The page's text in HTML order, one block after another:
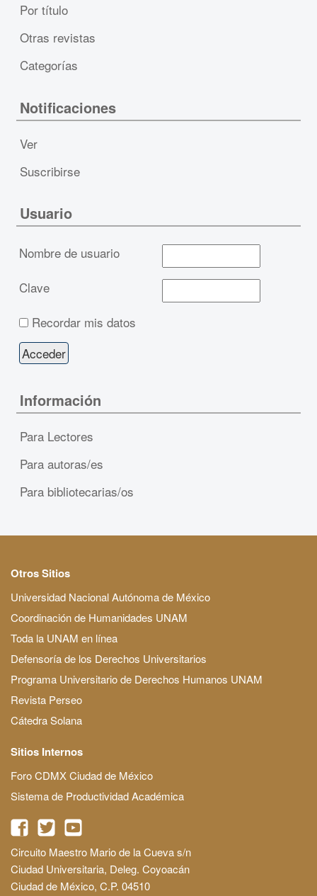
Por título
Otras revistas
Categorías
Notificaciones
Ver
Suscribirse
Usuario
Nombre de usuario
Clave
Recordar mis datos
Información
Para Lectores
Para autoras/es
Para bibliotecarias/os
Otros Sitios
Universidad Nacional Autónoma de México
Coordinación de Humanidades UNAM
Toda la UNAM en línea
Defensoría de los Derechos Universitarios
Programa Universitario de Derechos Humanos UNAM
Revista Perseo
Cátedra Solana
Sitios Internos
Foro CDMX Ciudad de México
Sistema de Productividad Académica
Circuito Maestro Mario de la Cueva s/n
Ciudad Universitaria, Deleg. Coyoacán
Ciudad de México, C.P. 04510